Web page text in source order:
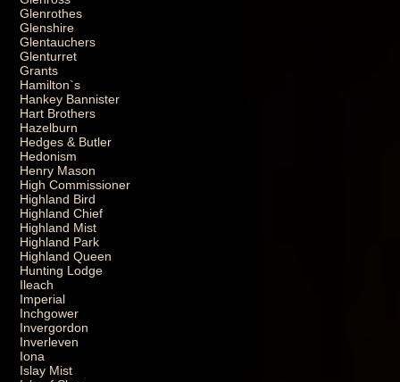
Glenrothes
Glenshire
Glentauchers
Glenturret
Grants
Hamilton`s
Hankey Bannister
Hart Brothers
Hazelburn
Hedges & Butler
Hedonism
Henry Mason
High Commissioner
Highland Bird
Highland Chief
Highland Mist
Highland Park
Highland Queen
Hunting Lodge
Ileach
Imperial
Inchgower
Invergordon
Inverleven
Iona
Islay Mist